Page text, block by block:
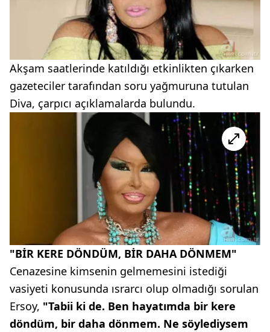
Akşam saatlerinde katıldığı etkinlikten çıkarken
gazeteciler tarafından soru yağmuruna tutulan
Diva, çarpıcı açıklamalarda bulundu.
"BİR KERE DÖNDÜM, BİR DAHA DÖNMEM"
Cenazesine kimsenin gelmemesini istediği
vasiyeti konusunda ısrarcı olup olmadığı sorulan
Ersoy, "Tabii ki de. Ben hayatımda bir kere
döndüm, bir daha dönmem. Ne söylediysem